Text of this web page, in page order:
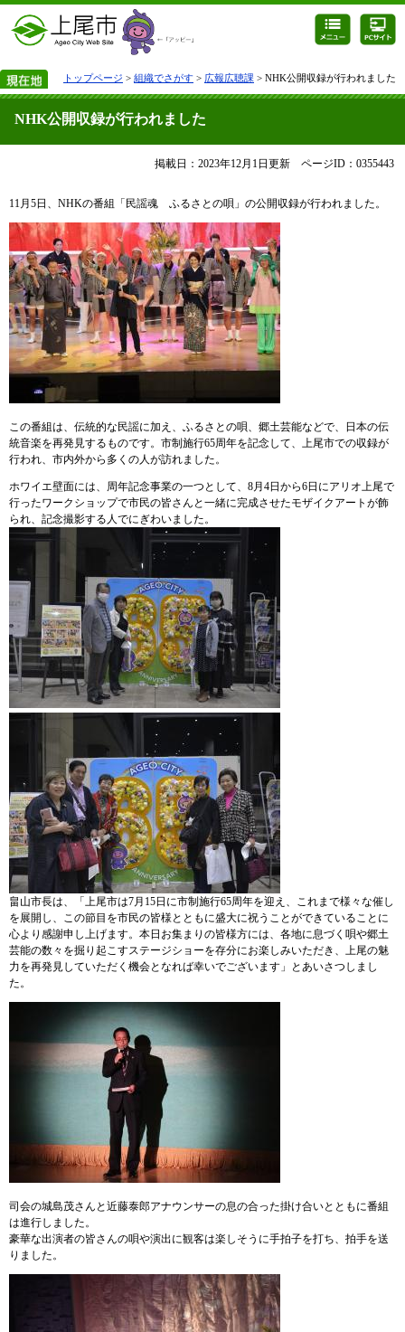
トップページ > 組織でさがす > 広報広聴課 > NHK公開収録が行われました
NHK公開収録が行われました
掲載日：2023年12月1日更新 ページID：0355443
11月5日、NHKの番組「民謡魂 ふるさとの唄」の公開収録が行われました。
この番組は、伝統的な民謡に加え、ふるさとの唄、郷土芸能などで、日本の伝
統音楽を再発見するものです。​​市制施行65周年を記念して、上尾市での収録が
行われ、市内外から多くの人が訪れました。
​ホワイエ壁面には、周年記念事業の一つとして、8月4日から6日にアリオ上尾で
行ったワークショップで市民の皆さんと一緒に完成させたモザイクアートが飾
られ、記念撮影する人でにぎわいました。
畠山市長は、「上尾市は7月15日に市制施行65周年を迎え、これまで様々な催し
を展開し、この節目を市民の皆様とともに盛大に祝うことができていることに
心より感謝申し上げます。本日お集まりの皆様方には、各地に息づく唄や郷土
芸能の数々を掘り起こすステージショーを存分にお楽しみいただき、上尾の魅
力を再発見していただく機会となれば幸いでございます」とあいさつしまし
た。
司会の城島茂さんと近藤泰郎アナウンサーの息の合った掛け合いとともに番組
は進行しました。
豪華な出演者の皆さんの唄や演出に観客は楽しそうに手拍子を打ち、拍手を送
りました。